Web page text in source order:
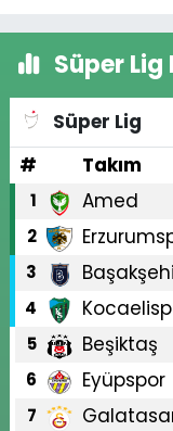
Süper
Süper Lig
#
Takım
1 Amed
2
3
4
5 Beşiktaş
6 Eyüpspor
7